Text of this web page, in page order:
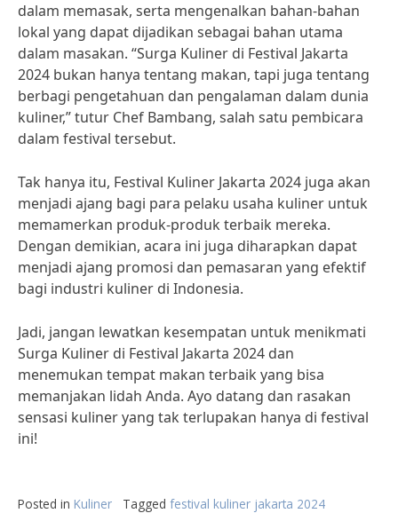
dalam memasak, serta mengenalkan bahan-bahan
lokal yang dapat dijadikan sebagai bahan utama
dalam masakan. “Surga Kuliner di Festival Jakarta
2024 bukan hanya tentang makan, tapi juga tentang
berbagi pengetahuan dan pengalaman dalam dunia
kuliner,” tutur Chef Bambang, salah satu pembicara
dalam festival tersebut.
Tak hanya itu, Festival Kuliner Jakarta 2024 juga akan
menjadi ajang bagi para pelaku usaha kuliner untuk
memamerkan produk-produk terbaik mereka.
Dengan demikian, acara ini juga diharapkan dapat
menjadi ajang promosi dan pemasaran yang efektif
bagi industri kuliner di Indonesia.
Jadi, jangan lewatkan kesempatan untuk menikmati
Surga Kuliner di Festival Jakarta 2024 dan
menemukan tempat makan terbaik yang bisa
memanjakan lidah Anda. Ayo datang dan rasakan
sensasi kuliner yang tak terlupakan hanya di festival
ini!
Posted in Kuliner Tagged festival kuliner jakarta 2024